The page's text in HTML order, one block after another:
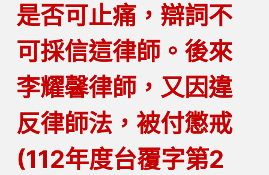
是否可止痛，辯詞不
可採信這律師。後來
李耀馨律師，又因違
反律師法，被付懲戒
(112年度台覆字第2